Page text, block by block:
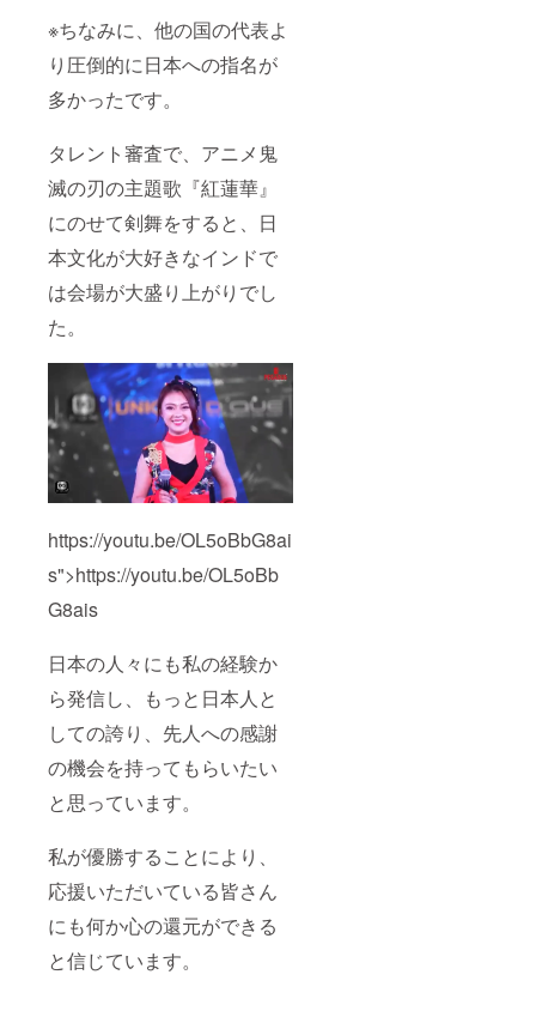
※ちなみに、他の国の代表よ
り圧倒的に日本への指名が
多かったです。
タレント審査で、アニメ鬼
滅の刃の主題歌『紅蓮華』
にのせて剣舞をすると、日
本文化が大好きなインドで
は会場が大盛り上がりでし
た。
https://youtu.be/OL5oBbG8ai
s">https://youtu.be/OL5oBb
G8ais
日本の人々にも私の経験か
ら発信し、もっと日本人と
しての誇り、先人への感謝
の機会を持ってもらいたい
と思っています。
私が優勝することにより、
応援いただいている皆さん
にも何か心の還元ができる
と信じています。